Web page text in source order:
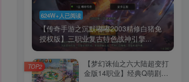
624W+人已阅读
【传奇手游之沉默嘟嘟2003精修白猪免
授权版】三职业复古特色战神引擎...
【梦幻诛仙之六大陆超变打
金版14职业】经典Q萌剧情
TOP2